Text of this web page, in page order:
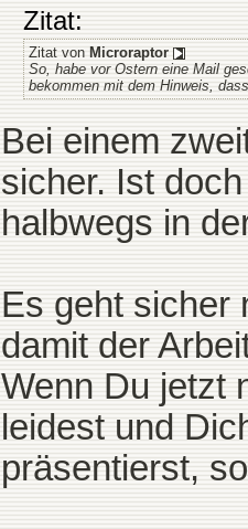
Zitat:
Zitat von Microraptor
So, habe vor Ostern eine Mail
bekommen mit dem Hinweis,
Bei einem
sicher. Ist
halbwegs in
Es geht sicher
damit der
Wenn Du jetzt
leidest und
präsentierst,